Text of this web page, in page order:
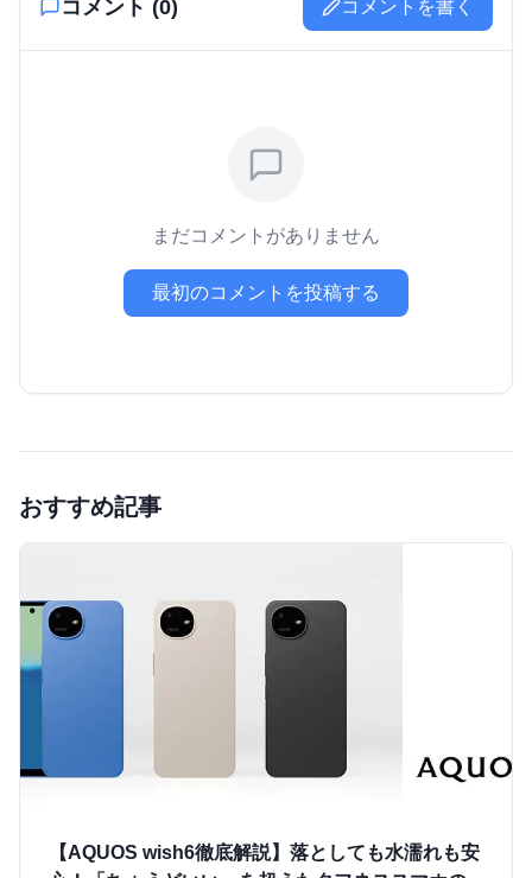
コメント (0) コメントを書く
まだコメントがありません
最初のコメントを投稿する
おすすめ記事
【AQUOS wish6徹底解説】落としても水濡れも安